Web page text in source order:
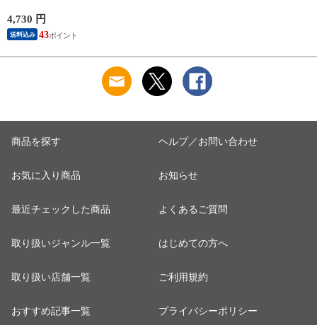
PF-6010 2025SS バド
ミントンシャトル 羽
根 12個入
4,730 円
送料込み 43
商品を探す
お気に入り商品
最近チェックした商品
取り扱いジャンル一覧
取り扱い店舗一覧
おすすめ記事一覧
ヘルプ／お問い合わせ
お知らせ
よくあるご質問
はじめての方へ
ご利用規約
プライバシーポリシー